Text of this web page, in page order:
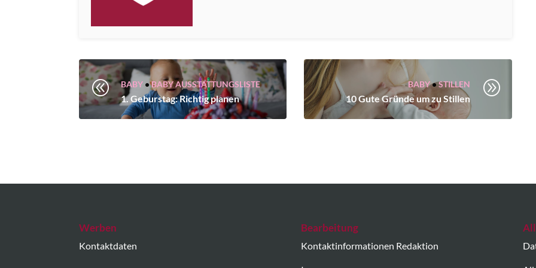
@ BABY •BABY AUSSTATTUNGSLISTE
1. Geburstag: Richtig planen
BABY•STILLEN
10 Gute Gründe um zu Stillen
A
Werben
Kontaktdaten
Bearbeitung
Kontaktinformationen Redaktion